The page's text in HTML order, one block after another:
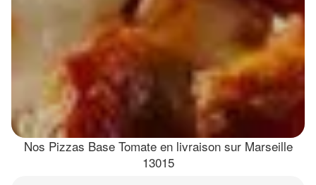
Nos Pizzas Base Tomate en livraison sur Marseille
13015